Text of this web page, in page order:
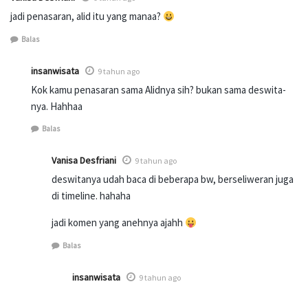
jadi penasaran, alid itu yang manaa?
Balas
insanwisata 9 tahun ago
Kok kamu penasaran sama Alidnya sih? bukan sama deswita-
nya. Hahhaa
Balas
Vanisa Desfriani 9 tahun ago
deswitanya udah baca di beberapa bw, berseliweran juga
di timeline. hahaha
jadi komen yang anehnya ajahh
Balas
insanwisata 9 tahun ago